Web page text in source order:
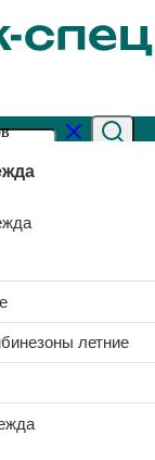
летние
Каталог»